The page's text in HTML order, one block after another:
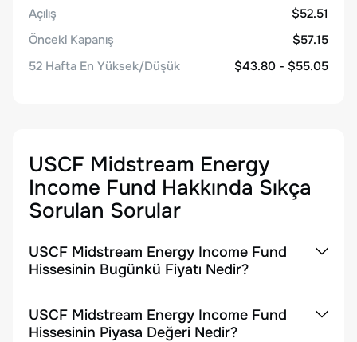
Açılış
$52.51
Önceki Kapanış
$57.15
52 Hafta En Yüksek/Düşük
$43.80 - $55.05
USCF Midstream Energy
Income Fund Hakkında Sıkça
Sorulan Sorular
USCF Midstream Energy Income Fund
Hissesinin Bugünkü Fiyatı Nedir?
USCF Midstream Energy Income Fund
Hissesinin Piyasa Değeri Nedir?